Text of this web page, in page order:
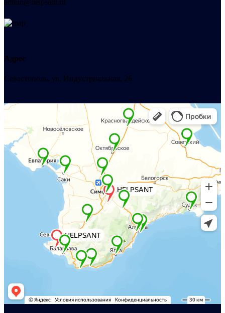
admin@helpsant.ru
Адрес
Севастополь, ул. Индустриальная, 26